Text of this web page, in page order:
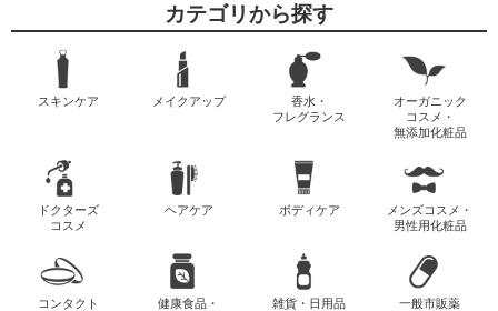
カテゴリから探す
スキンケア メイクアップ
香水・
フレグランス
オーガニック
コスメ・
無添加化粧品
ドクターズ
コスメ
ヘアケア ボディケア
メンズコスメ・
男性用化粧品
コンタクト 健康食品・ 雑貨・日用品 一般市販薬